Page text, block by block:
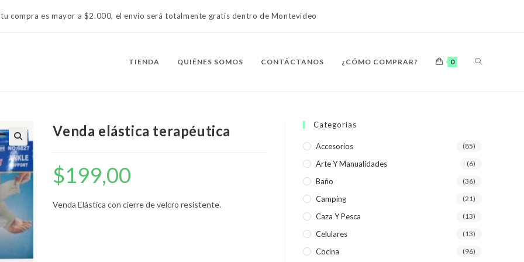
compra es mayor a $2.000, el envío será totalmente gratis dentro de Montevideo
TIENDA QUIÉNES SOMOS CONTÁCTANOS ¿CÓMO COMPRAR? 0 ALTERNAR
DE
LA
Venda elástica terapéutica
$199,00
Venda Elástica con cierre de velcro resistente.
Categorías
Accesorios (85)
Arte Y Manualidades (6)
Baño (36)
Camping (21)
Caza Y Pesca (13)
Celulares (13)
Cocina (96)